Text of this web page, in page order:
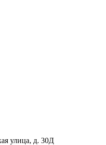
улица, д. 30Д